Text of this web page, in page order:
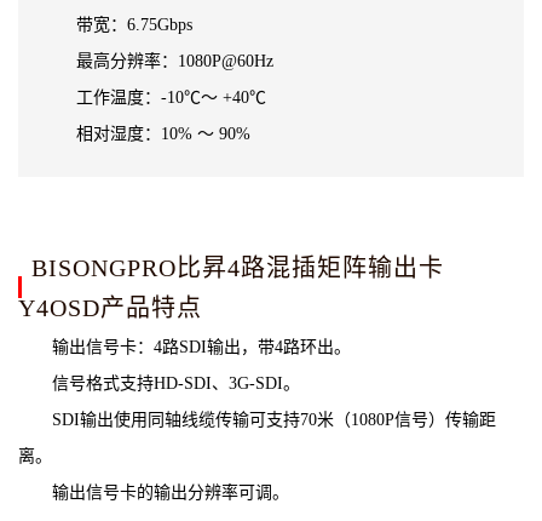
带宽：6.75Gbps
最高分辨率：1080P@60Hz
工作温度：-10℃～ +40℃
相对湿度：10% ～ 90%
BISONGPRO比昇4路混插矩阵输出卡
Y4OSD产品特点
输出信号卡：4路SDI输出，带4路环出。
信号格式支持HD-SDI、3G-SDI。
SDI输出使用同轴线缆传输可支持70米（1080P信号）传输距
离。
输出信号卡的输出分辨率可调。